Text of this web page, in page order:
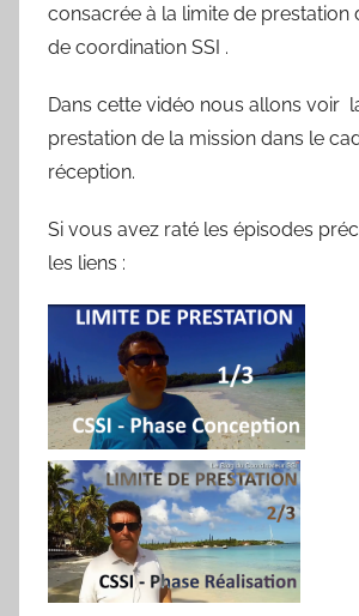
consacrée à la limite de prestation
de coordination SSI .
Dans cette vidéo nous allons voir
prestation de la mission dans le
réception.
Si vous avez raté les épisodes
les liens :